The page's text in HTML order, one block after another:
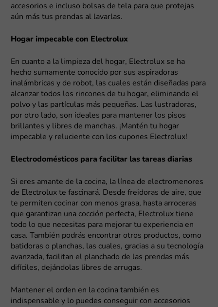
accesorios e incluso bolsas de tela para que protejas
aún más tus prendas al lavarlas.
Hogar impecable con Electrolux
En cuanto a la limpieza del hogar, Electrolux se ha
hecho sumamente conocido por sus aspiradoras
inalámbricas y de robot, las cuales están diseñadas para
alcanzar todos los rincones de tu hogar, eliminando el
polvo y las partículas más pequeñas. Las lustradoras,
por otro lado, son ideales para mantener los pisos
brillantes y libres de manchas. ¡Mantén tu hogar
impecable y reluciente con los cupones Electrolux!
Electrodomésticos para facilitar las tareas diarias
Si eres amante de la cocina, la línea de electromenores
de Electrolux te fascinará. Desde freidoras de aire, que
te permiten cocinar con menos grasa, hasta arroceras
que garantizan una cocción perfecta, Electrolux tiene
todo lo que necesitas para mejorar tu experiencia en
casa. También podrás encontrar otros productos, como
batidoras o planchas, las cuales, gracias a su tecnología
avanzada, facilitan el planchado de las prendas más
difíciles, dejándolas libres de arrugas.
Mantener el orden en la cocina también es
indispensable y lo puedes conseguir con accesorios